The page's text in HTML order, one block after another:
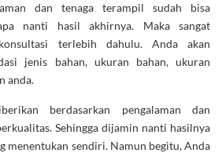
dan tenaga terampil sudah bisa
nanti hasil akhirnya. Maka sangat
terlebih dahulu. Anda akan
jenis bahan, ukuran bahan, ukuran
anda.
berdasarkan pengalaman dan
Sehingga dijamin nanti hasilnya
menentukan sendiri. Namun begitu, Anda